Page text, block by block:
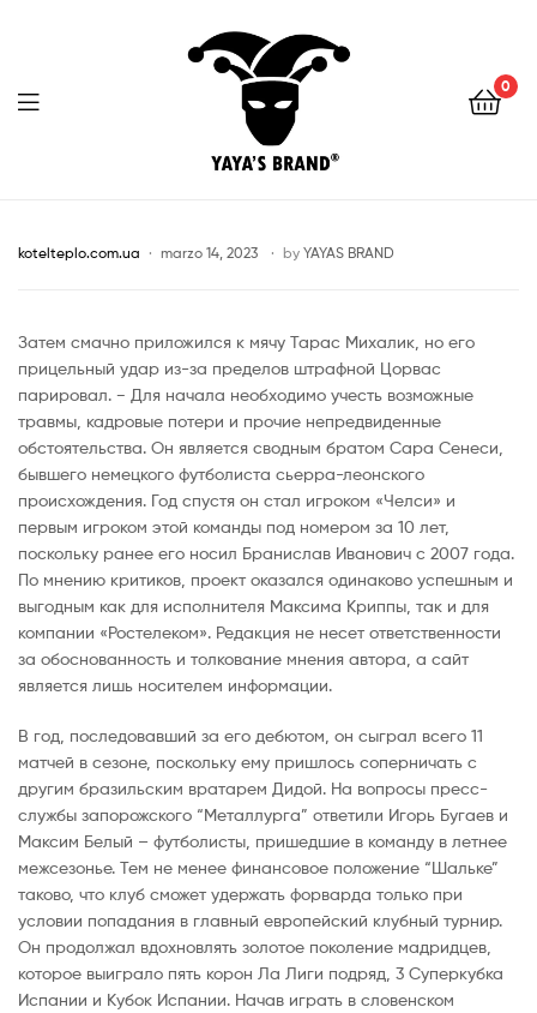
BRAND
0
kotelteplo.com.ua marzo 14, 2023 by YAYAS BRAND
Затем смачно приложился к мячу Тарас Михалик, но его
прицельный удар из-за пределов штрафной Цорвас
парировал. − Для начала необходимо учесть возможные
травмы, кадровые потери и прочие непредвиденные
обстоятельства. Он является сводным братом Сара Сенеси,
бывшего немецкого футболиста сьерра-леонского
происхождения. Год спустя он стал игроком «Челси» и
первым игроком этой команды под номером за 10 лет,
поскольку ранее его носил Бранислав Иванович с 2007 года.
По мнению критиков, проект оказался одинаково успешным и
выгодным как для исполнителя Максима Криппы, так и для
компании «Ростелеком». Редакция не несет ответственности
за обоснованность и толкование мнения автора, а сайт
является лишь носителем информации.
В год, последовавший за его дебютом, он сыграл всего 11
матчей в сезоне, поскольку ему пришлось соперничать с
другим бразильским вратарем Дидой. На вопросы пресс-
службы запорожского “Металлурга” ответили Игорь Бугаев и
Максим Белый – футболисты, пришедшие в команду в летнее
межсезонье. Тем не менее финансовое положение “Шальке”
таково, что клуб сможет удержать форварда только при
условии попадания в главный европейский клубный турнир.
Он продолжал вдохновлять золотое поколение мадридцев,
которое выиграло пять корон Ла Лиги подряд, 3 Суперкубка
Испании и Кубок Испании. Начав играть в словенском